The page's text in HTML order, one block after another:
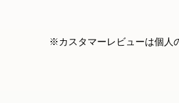
※カスタマーレビューは個人